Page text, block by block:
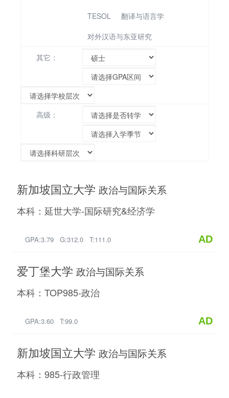
TESOL
翻译与语言学
对外汉语与东亚研究
其它：
高级：
新加坡国立大学 政治与国际关系
本科：延世大学-国际研究&经济学
GPA:3.79 G:312.0 T:111.0 AD
爱丁堡大学 政治与国际关系
本科：TOP985-政治
GPA:3.60 T:99.0 AD
新加坡国立大学 政治与国际关系
本科：985-行政管理